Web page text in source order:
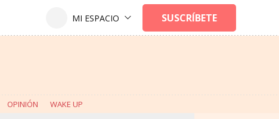
OPINIÓN WAKE UP